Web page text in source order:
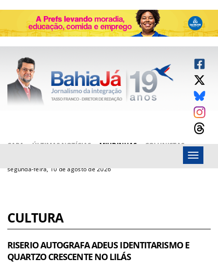
CAPA ÚLTIMAS NOTÍCIAS MIUDINHAS
COLUNISTAS
segunda-feira, 10 de agosto de 2026
Menu
CULTURA
RISERIO AUTOGRAFA ADEUS IDENTITARISMO E
QUARTZO CRESCENTE NO LILÁS